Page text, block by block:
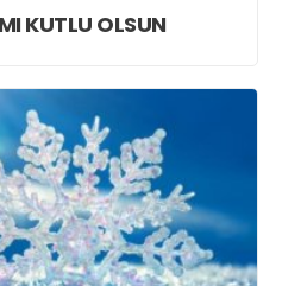
KUTLU OLSUN